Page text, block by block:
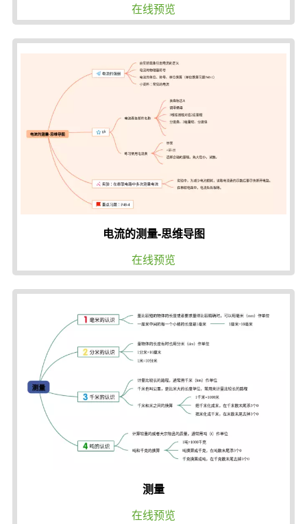
在线预览
电流的测量-思维导图
在线预览
测量
在线预览